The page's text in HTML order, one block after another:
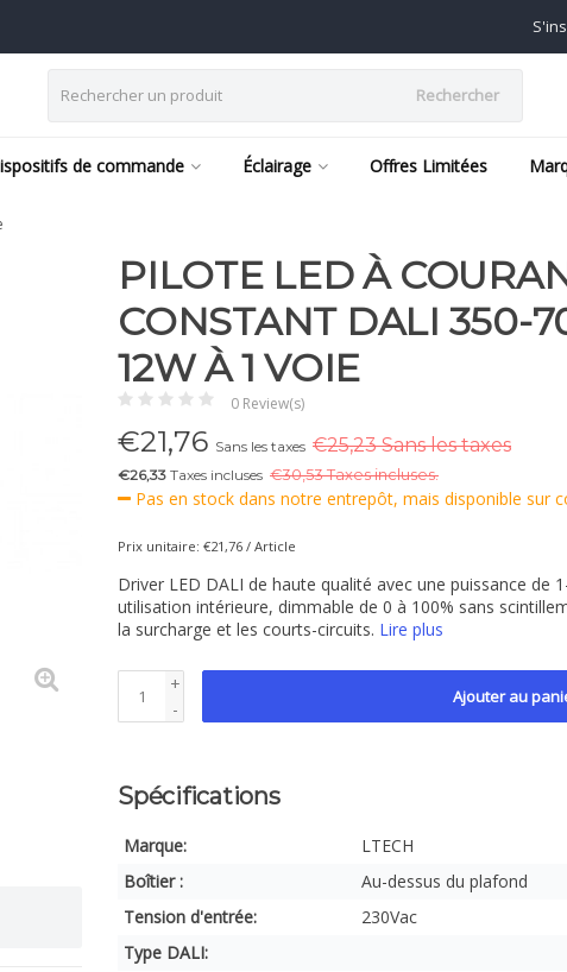
Rechercher
de commande Éclairage Offres Limitées
PILOTE LED À
CONSTANT DALI 350-
12W À 1 VOIE
0 Review(s)
€21,76 Sans les taxes €25,23 Sans les taxes
€26,33 Taxes incluses €30,53 Taxes incluses.
Pas en stock dans notre entrepôt, mais disponible sur
Prix unitaire: €21,76 / Article
Driver LED DALI de haute qualité avec une puissance de
utilisation intérieure, dimmable de 0 à 100% sans
la surcharge et les courts-circuits. Lire plus
+
-
Ajouter au
Spécifications
Marque:
LTECH
Boîtier :
Au-dessus du plafond
Tension d'entrée:
230Vac
Type DALI: